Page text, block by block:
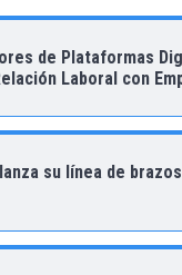
de Plataformas
Laboral con
su línea de